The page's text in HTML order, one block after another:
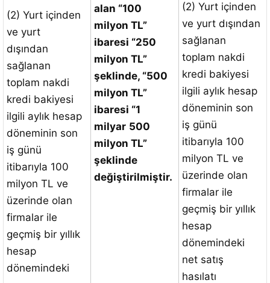
alan “100
milyon TL”
ibaresi “250
milyon TL”
şeklinde, “500
milyon TL”
ibaresi “1
milyar 500
milyon TL”
şeklinde
değiştirilmiştir.
(2) Yurt içinden
ve yurt
dışından
sağlanan
toplam nakdi
kredi bakiyesi
ilgili aylık hesap
döneminin son
iş günü
itibarıyla 100
milyon TL ve
üzerinde olan
firmalar ile
geçmiş bir yıllık
hesap
dönemindeki
(2) Yurt içinden
ve yurt dışından
sağlanan
toplam nakdi
kredi bakiyesi
ilgili aylık hesap
döneminin son
iş günü
itibarıyla 100
milyon TL ve
üzerinde olan
firmalar ile
geçmiş bir yıllık
hesap
dönemindeki
net satış
hasılatı